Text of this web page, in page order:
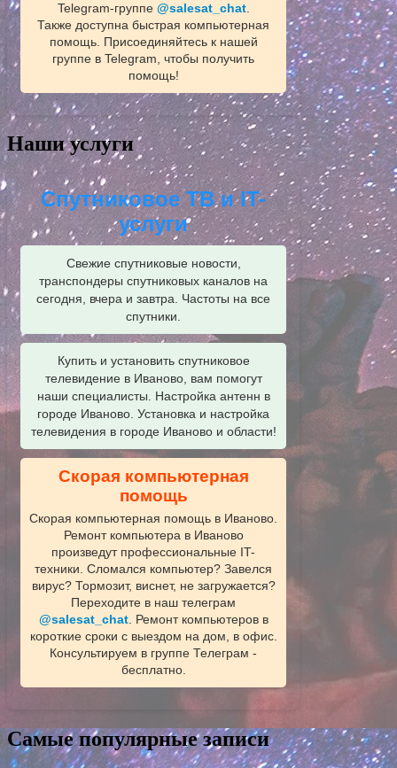
Telegram‑группе @salesat_chat.
Также доступна быстрая компьютерная
помощь. Присоединяйтесь к нашей
группе в Telegram, чтобы получить
помощь!
Наши услуги
Спутниковое ТВ и IT-
услуги
Свежие спутниковые новости,
транспондеры спутниковых каналов на
сегодня, вчера и завтра. Частоты на все
спутники.
Купить и установить спутниковое
телевидение в Иваново, вам помогут
наши специалисты. Настройка антенн в
городе Иваново. Установка и настройка
телевидения в городе Иваново и области!
Скорая компьютерная
помощь
Скорая компьютерная помощь в Иваново.
Ремонт компьютера в Иваново
произведут профессиональные IT-
техники. Сломался компьютер? Завелся
вирус? Тормозит, виснет, не загружается?
Переходите в наш телеграм
@salesat_chat. Ремонт компьютеров в
короткие сроки с выездом на дом, в офис.
Консультируем в группе Телеграм -
бесплатно.
Самые популярные записи